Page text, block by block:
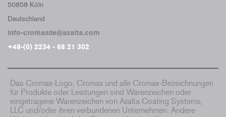
50858 Köln
Deutschland
info-cromaxde@axalta.com
+49-(0) 2234 - 68 21 302
Das Cromax-Logo, Cromax und alle Cromax-Bezeichnungen
für Produkte oder Leistungen sind Warenzeichen oder
eingetragene Warenzeichen von Axalta Coating Systems,
LLC und/oder ihren verbundenen Unternehmen. Andere